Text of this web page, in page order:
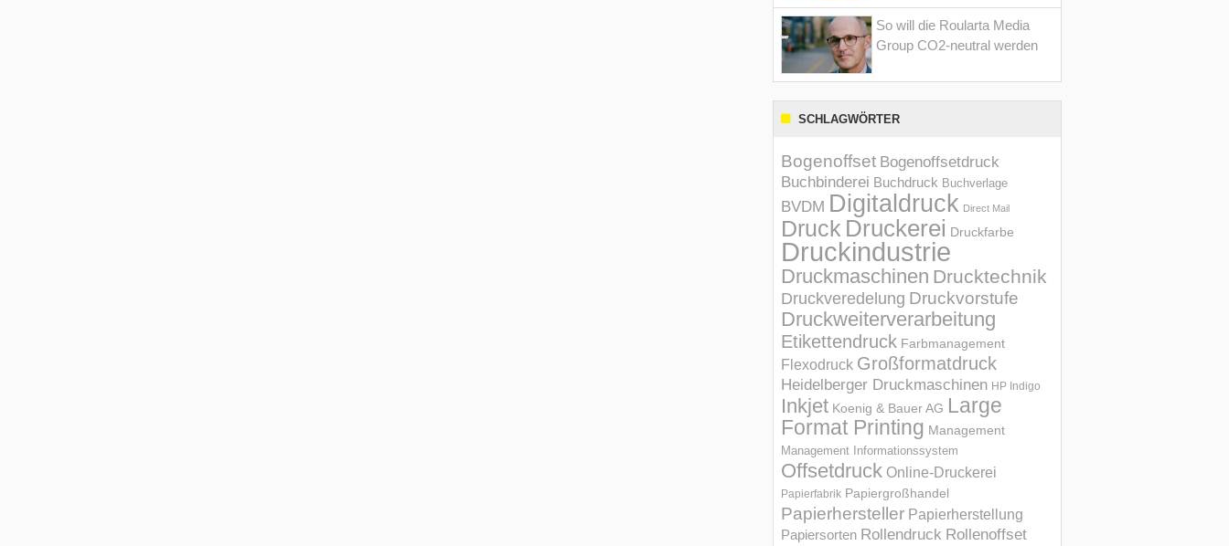
So will die Roularta Media
Group CO2-neutral werden
SCHLAGWÖRTER
Bogenoffset Bogenoffsetdruck
Buchbinderei Buchdruck Buchverlage
BVDM Digitaldruck Direct Mail
Druck Druckerei Druckfarbe
Druckindustrie
Druckmaschinen Drucktechnik
Druckveredelung Druckvorstufe
Druckweiterverarbeitung
Etikettendruck Farbmanagement
Flexodruck Großformatdruck
Heidelberger Druckmaschinen HP Indigo
Inkjet Koenig & Bauer AG Large
Format Printing Management
Management Informations­system
Offsetdruck Online-Druckerei
Papierfabrik Papiergroßhandel
Papierhersteller Papierherstellung
Papiersorten Rollendruck Rollenoffset